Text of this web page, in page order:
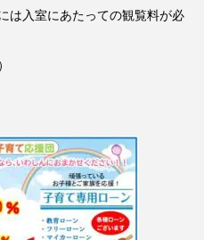
は入室にあたっての観覧料が必